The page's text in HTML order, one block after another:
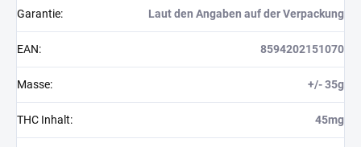
Garantie: Laut den Angaben auf der Verpackung
EAN: 8594202151070
Masse: +/- 35g
THC Inhalt: 45mg